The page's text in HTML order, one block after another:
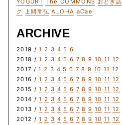
YOGURT The COMMONS おとぎ話
ク 上間常弘 ALOHA aCae
ARCHIVE
2019 /1 2 3 4 5 6
2018 /1 2 3 4 5 6 7 8 9 10 11 12
2017 /1 2 3 4 5 6 7 8 9 10 11 12
2016 /1 2 3 4 5 6 7 8 9 10 11 12
2015 /1 2 3 4 5 6 7 8 9 10 11 12
2014 /1 2 3 4 5 6 7 8 9 10 11 12
2013 /1 2 3 4 5 6 7 8 9 10 11 12
2012 /1 2 3 4 5 6 7 8 9 10 11 12